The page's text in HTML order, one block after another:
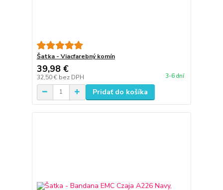
Šatka - Viacfarebný komín
39,98 €
32,50 € bez DPH 3-6 dní
Pridať do košíka